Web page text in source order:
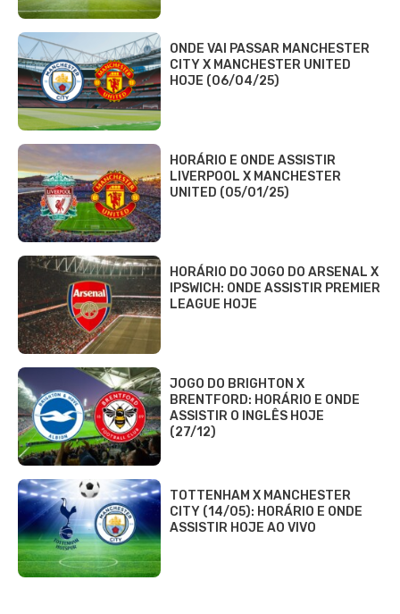
ONDE VAI PASSAR MANCHESTER
CITY X MANCHESTER UNITED
HOJE (06/04/25)
HORÁRIO E ONDE ASSISTIR
LIVERPOOL X MANCHESTER
UNITED (05/01/25)
HORÁRIO DO JOGO DO ARSENAL X
IPSWICH: ONDE ASSISTIR PREMIER
LEAGUE HOJE
JOGO DO BRIGHTON X
BRENTFORD: HORÁRIO E ONDE
ASSISTIR O INGLÊS HOJE
(27/12)
TOTTENHAM X MANCHESTER
CITY (14/05): HORÁRIO E ONDE
ASSISTIR HOJE AO VIVO